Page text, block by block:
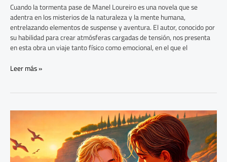
Cuando la tormenta pase de Manel Loureiro es una novela que se
adentra en los misterios de la naturaleza y la mente humana,
entrelazando elementos de suspense y aventura. El autor, conocido por
su habilidad para crear atmósferas cargadas de tensión, nos presenta
en esta obra un viaje tanto físico como emocional, en el que el
Leer más »
Análisis
de
‘Elena
o
el